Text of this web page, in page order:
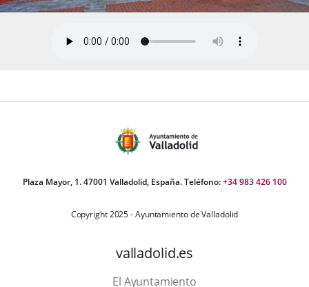
Plaza Mayor, 1. 47001 Valladolid, España. Teléfono:+34 983 426 100
Copyright 2025 - Ayuntamiento de Valladolid
valladolid.es
El Ayuntamiento